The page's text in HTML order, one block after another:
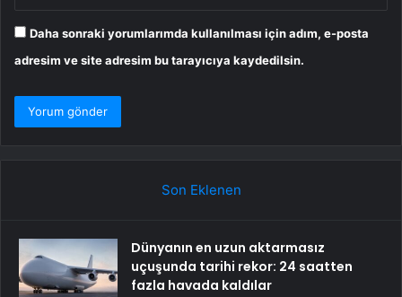
Daha sonraki yorumlarımda kullanılması için adım, e-posta
adresim ve site adresim bu tarayıcıya kaydedilsin.
Son Eklenen
Dünyanın en uzun aktarmasız
uçuşunda tarihi rekor: 24 saatten
fazla havada kaldılar